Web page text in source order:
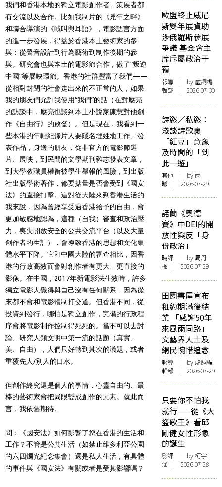
我們和香港本地的獨立電影創作者、策展者都
有交流以及合作。比如我制片的《兇年之畔》
和聯合導演的《喊叫與耳語》，電影語言方面
的進一步發展，得益於香港本土藝術家的參
與：從聲音設計到行為藝術到制作後期的參
與。研究會也與本土的電影節合作，做了“叛逆
中國”等展映環節。香港的社群豐富了我們——
從相對封閉的社會走出來的不正常的人，如果
我的朋友們允許我使用“我們”的話（在對應亮
的訪談中，應亮也談到本土小說家陳慧對他創
作《自由行》的啟發）。但是現在，我看到一
些本港的年輕紀錄片人要隱名埋姓地工作、發
表作品，身邊的朋友，從非官方的電影節選
片、展映，到民間的文學期刊雜志發表文章，
到大學教職員權衡被學生舉報的風險，到出版
社出版學術著作，都要掂量是否會受到《國安
法》的直接打擊。這對從大陸來到香港生活的
我來說，因為曾經享受過香港給予的自由，會
更加敏感地認為，這種（自我）審查和政治壓
力，喪失開放安全的公共交流平台（以及大量
創作者的生計），會導致香港的思想和文化集
體水平下降。它和中國大陸的審查相比，因香
港的行政高效而會對創作者有更大、更直接的
影像。在中國，2017年新電影法生效時，許多
獨立電影人覺得與自己沒有任何關系，因為從
來都不會和電影體制打交道。但香港不同，從
投資到發行，哪怕是獨立創作，完備的行政程
序會將電影制作控制得死死的。當不可以去討
論、研究人類文明中第一流的話題（真實、
美、自由），人們只好轉到其次的議題，或者
重覆先人/別人的口水。
但創作終究還是個人的事情，心靈自由的、最
棒的藝術家會把局限變成創作的元素。就此而
言，我依舊期待。
問：《國安法》如何影響了您在香港的生活和
工作？不管是公共生活（如禁止維多利亞公園
的六四燭光紀念集會）還是私人生活，有具體
的事件與《國安法》有關或者是受其影響嗎？
歐盟終止威尼
斯雙年展資助
涉俄羅斯參展
爭議 基金會主
席斥屬政治干
預
報導 | by 虛詞編
輯部 | 2026-07-30
詩慾／私慾：
淺談詩歌裏
「紅豆」意象
及時間的「到
此一遊」
其他 | by 雨
曦 | 2026-07-29
諾蘭《奧德
賽》中DEI的開
放性與反「身
份政治」
時評 | by周丹
楓 | 2026-07-29
田園書屋宣布
租約期滿後結
業 「感謝50年
來風雨同路」
文藝界人士及
網民惋惜追念
報導 | by 虛詞編
輯部 | 2026-07-29
只要你不怕我
就行——從《大
盜歌王》看邱
剛健女性形象
的誕生
影評 | by 柯宇
涵 | 2026-07-28